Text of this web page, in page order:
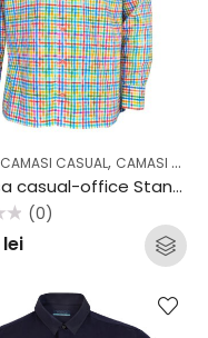
,CASUAL,COLECTII,OFFICE
CAMASI CASUAL, CAMASI OFFICE
Camasa casual-office Stansfield Multicolor
(0)
lei